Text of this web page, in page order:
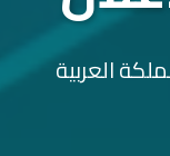
العربية